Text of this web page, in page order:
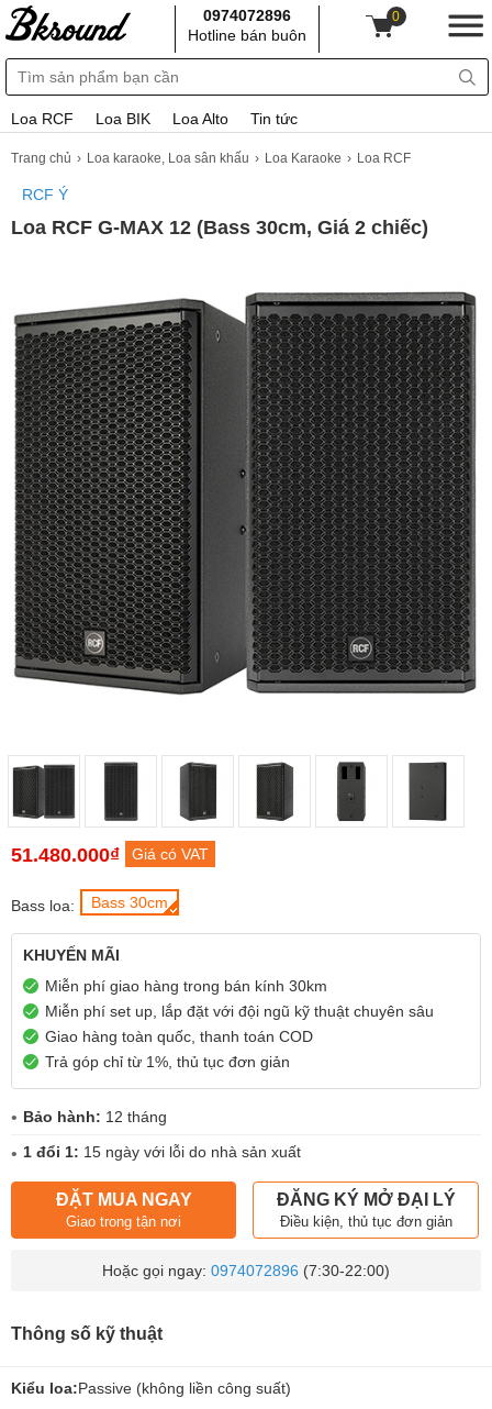
0974072896
Hotline bán buôn
0
Loa RCF Loa BIK Loa Alto Tin tức
Trang chủ Loa karaoke, Loa sân khấu Loa Karaoke Loa RCF
RCF Ý
Loa RCF G-MAX 12 (Bass 30cm, Giá 2 chiếc)
51.480.000₫ Giá có VAT
Bass loa: Bass 30cm
KHUYẾN MÃI
Miễn phí giao hàng trong bán kính 30km
Miễn phí set up, lắp đặt với đội ngũ kỹ thuật chuyên sâu
Giao hàng toàn quốc, thanh toán COD
Trả góp chỉ từ 1%, thủ tục đơn giản
Bảo hành: 12 tháng
1 đổi 1: 15 ngày với lỗi do nhà sản xuất
ĐẶT MUA NGAY
Giao trong tận nơi
ĐĂNG KÝ MỞ ĐẠI LÝ
Điều kiện, thủ tục đơn giản
Hoặc gọi ngay: 0974072896 (7:30-22:00)
Thông số kỹ thuật
Kiểu loa:Passive (không liền công suất)